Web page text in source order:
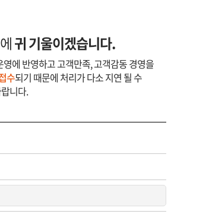
에귀 기울이겠습니다.
에 반영하고 고객만족, 고객감동 경영을
수되기 때문에 처리가 다소 지연 될 수
니다.